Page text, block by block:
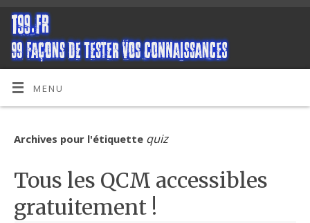
MENU
Archives pour l'étiquette quiz
Tous les QCM accessibles
gratuitement !